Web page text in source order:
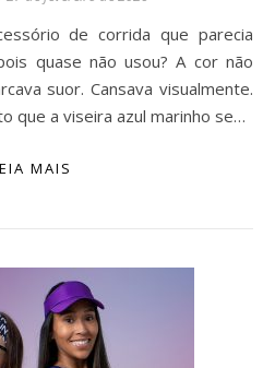
quase não usou? A cor não
suor. Cansava visualmente.
que a viseira azul marinho se…
MAIS